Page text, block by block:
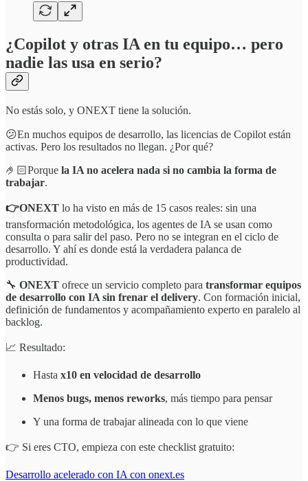
¿Copilot y otras IA en tu equipo… pero
nadie las usa en serio?
No estás solo, y ONEXT tiene la solución.
😕En muchos equipos de desarrollo, las licencias de Copilot están
activas. Pero los resultados no llegan. ¿Por qué?
🤌🏻Porque la IA no acelera nada si no cambia la forma de
trabajar.
👉ONEXT lo ha visto en más de 15 casos reales: sin una
transformación metodológica, los agentes de IA se usan como
consulta o para salir del paso. Pero no se integran en el ciclo de
desarrollo. Y ahí es donde está la verdadera palanca de
productividad.
🔧 ONEXT ofrece un servicio completo para transformar equipos
de desarrollo con IA sin frenar el delivery. Con formación inicial,
definición de fundamentos y acompañamiento experto en paralelo al
backlog.
📈 Resultado:
Hasta x10 en velocidad de desarrollo
Menos bugs, menos reworks, más tiempo para pensar
Y una forma de trabajar alineada con lo que viene
👉 Si eres CTO, empieza con este checklist gratuito:
Desarrollo acelerado con IA con onext.es